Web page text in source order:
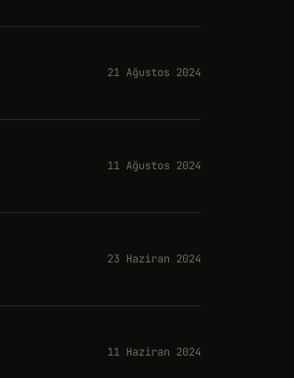
21 Ağustos 2024
11 Ağustos 2024
23 Haziran 2024
11 Haziran 2024